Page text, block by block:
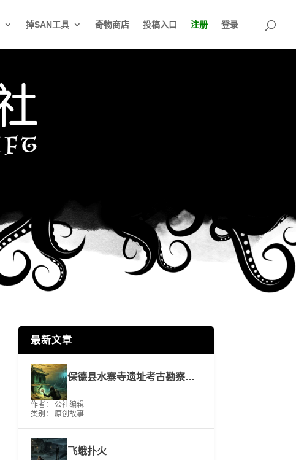
掉SAN工具 奇物商店 投稿入口 注册 登录
最新文章
保德县水寨寺遗址考古勘察工作报告
作者： 公社编辑
类别：
原创故事
飞蛾扑火